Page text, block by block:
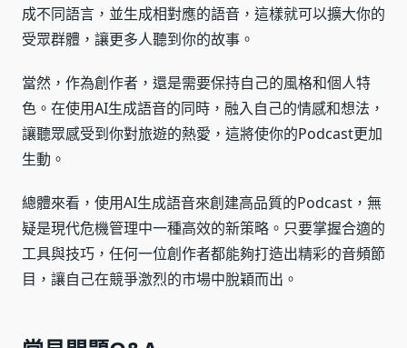
成不同語言，並生成相對應的語音，這樣就可以擴大你的
受眾群體，讓更多人聽到你的故事。
當然，作為創作者，還是需要保持自己的風格和個人特
色。在使用AI生成語音的同時，融入自己的情感和想法，
讓聽眾感受到你對旅遊的熱愛，這將使你的Podcast更加
生動。
總體來看，使用AI生成語音來創建高品質的Podcast，無
疑是現代危機管理中一種高效的新策略。只要掌握合適的
工具與技巧，任何一位創作者都能夠打造出精彩的音頻節
目，讓自己在競爭激烈的市場中脫穎而出。